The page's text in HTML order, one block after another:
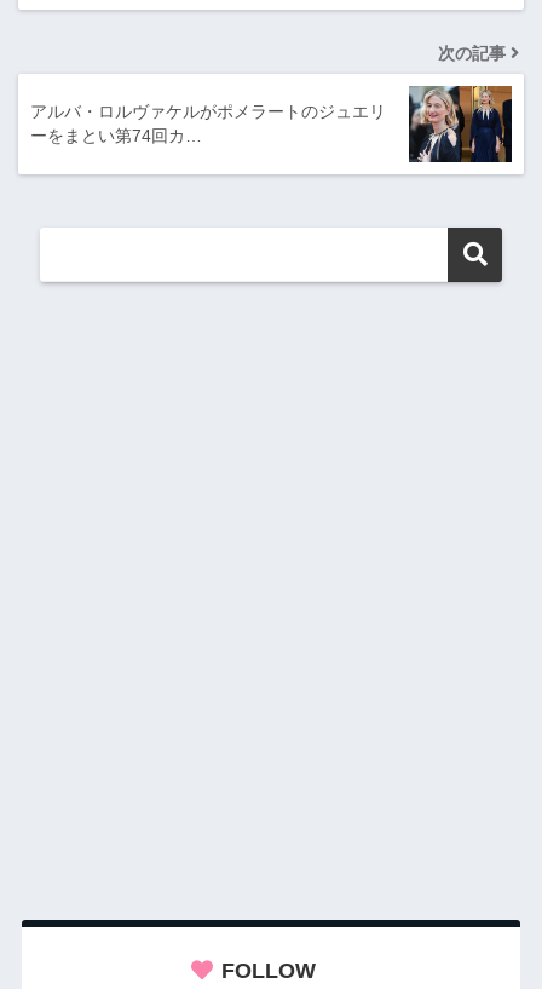
次の記事
アルバ・ロルヴァケルがポメラートのジュエリ
ーをまとい第74回カ…
FOLLOW